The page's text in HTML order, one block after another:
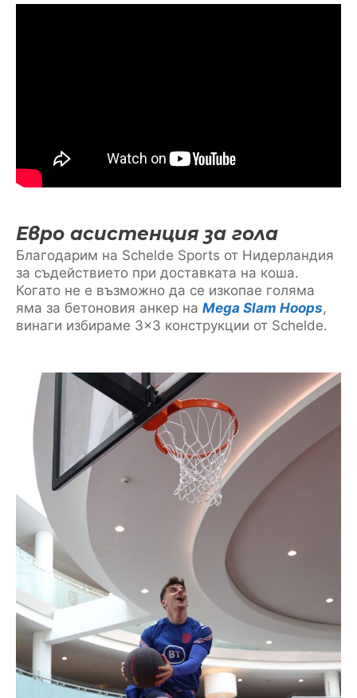
Евро асистенция за гола
Благодарим на Schelde Sports от Нидерландия
за съдействието при доставката на коша.
Когато не е възможно да се изкопае голяма
яма за бетоновия анкер на Mega Slam Hoops,
винаги избираме 3×3 конструкции от Schelde.